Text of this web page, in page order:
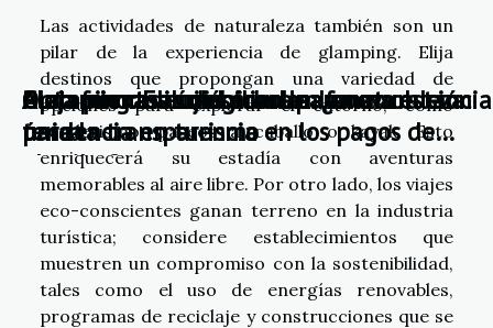
Las actividades de naturaleza también son un
pilar de la experiencia de glamping. Elija
destinos que propongan una variedad de
opciones para explorar el entorno, como
senderismo, paseos a caballo o kayak. Esto
enriquecerá su estadía con aventuras
memorables al aire libre. Por otro lado, los viajes
eco-conscientes ganan terreno en la industria
turística; considere establecimientos que
muestren un compromiso con la sostenibilidad,
tales como el uso de energías renovables,
programas de reciclaje y construcciones que se
Plataformas inmobiliarias: ¿una solución
para la transparencia en los pagos de
alquiler?
Alojamiento ecológico: Una nueva
tendencia en turismo
Opta por casas del árbol para una estancia
única
Alojamientos únicos: en un faro
Glamping: El lujo se une a la naturaleza